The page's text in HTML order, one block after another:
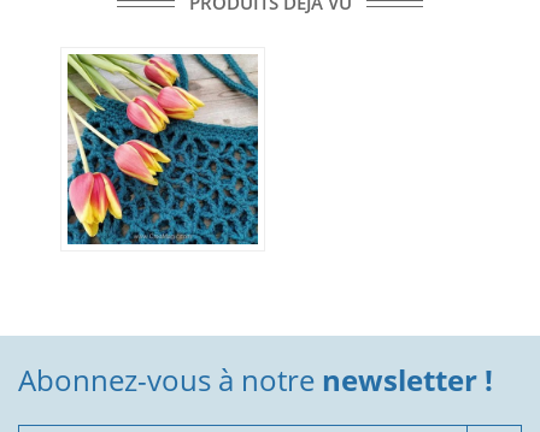
Abonnez-vous à notre newsletter !